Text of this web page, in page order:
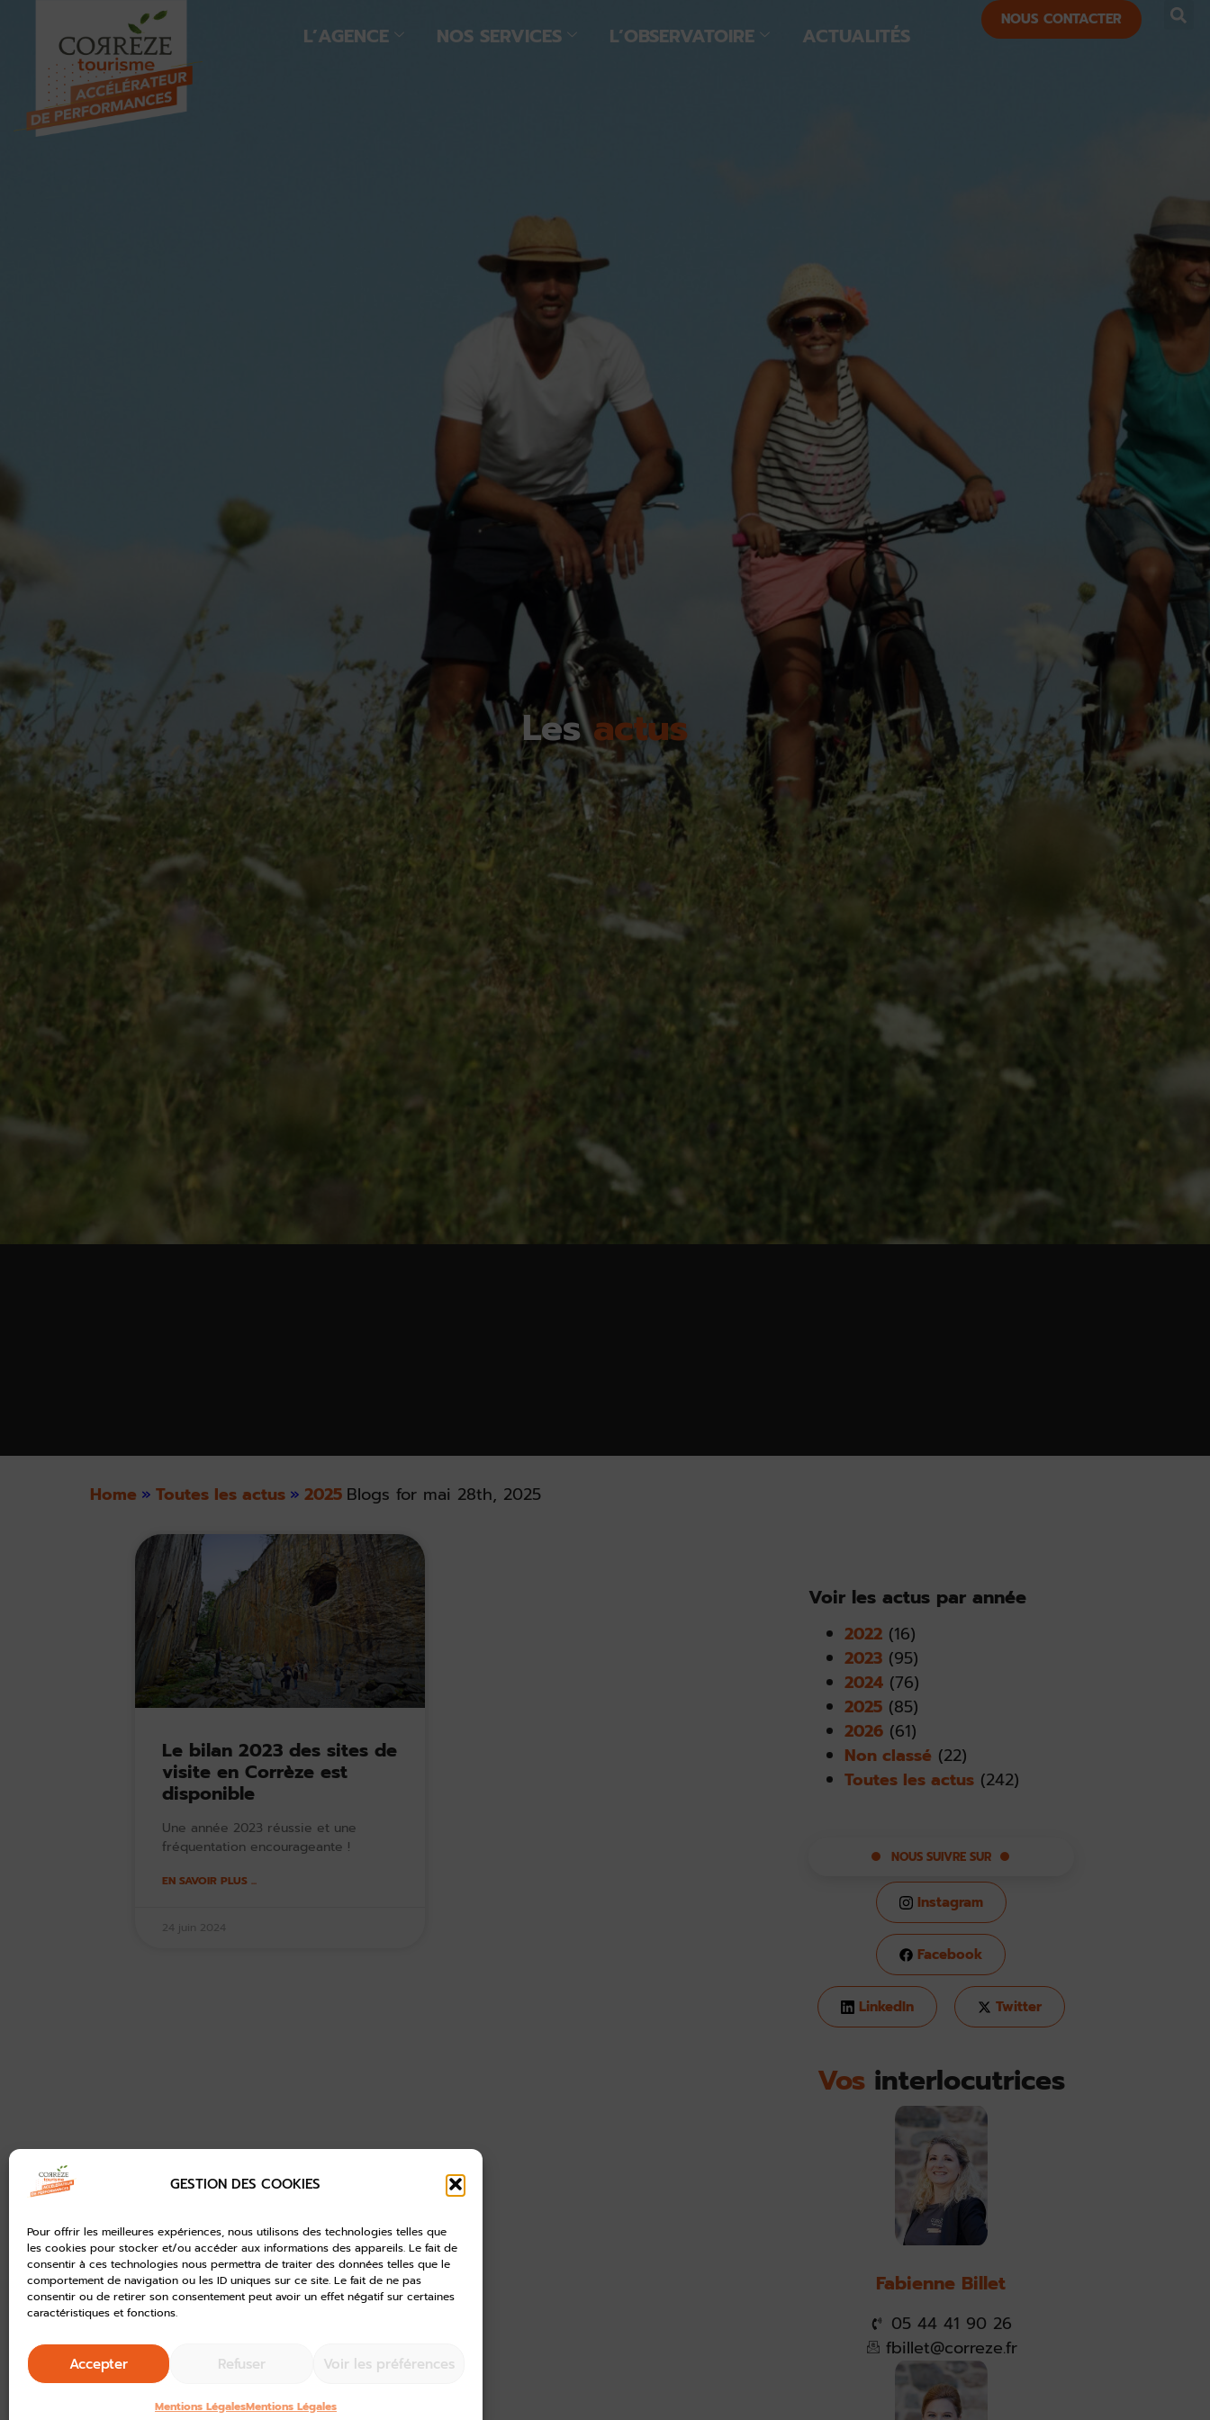
GESTION DES COOKIES
Pour offrir les meilleures expériences, nous utilisons des technologies telles que
les cookies pour stocker et/ou accéder aux informations des appareils. Le fait de
consentir à ces technologies nous permettra de traiter des données telles que le
comportement de navigation ou les ID uniques sur ce site. Le fait de ne pas
consentir ou de retirer son consentement peut avoir un effet négatif sur certaines
caractéristiques et fonctions.
Accepter Refuser Voir les préférences
Mentions LégalesMentions Légales
L’AGENCE NOS SERVICES L’OBSERVATOIRE ACTUALITÉS
NOUS CONTACTER
Lesactus
Home » Toutes les actus » 2025 Blogs for mai 28th, 2025
Le bilan 2023 des sites de
visite en Corrèze est
disponible
Une année 2023 réussie et une
fréquentation encourageante !
EN SAVOIR PLUS ...
24 juin 2024
Voir les actus par année
2022(16)
2023(95)
2024(76)
2025(85)
2026(61)
Non classé (22)
Toutes les actus(242)
NOUS SUIVRE SUR
Instagram
Facebook
LinkedIn Twitter
Vos interlocutrices
Fabienne Billet
05 44 41 90 26
fbillet@correze.fr